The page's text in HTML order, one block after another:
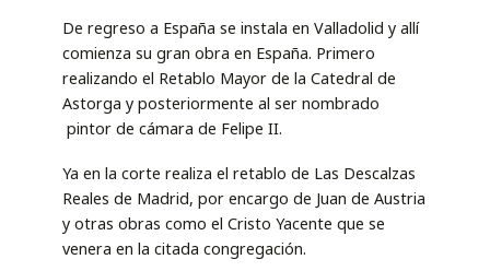
De regreso a España se instala en Valladolid y allí
comienza su gran obra en España. Primero
realizando el Retablo Mayor de la Catedral de
Astorga y posteriormente al ser nombrado
pintor de cámara de Felipe II.
Ya en la corte realiza el retablo de Las Descalzas
Reales de Madrid, por encargo de Juan de Austria
y otras obras como el Cristo Yacente que se
venera en la citada congregación.